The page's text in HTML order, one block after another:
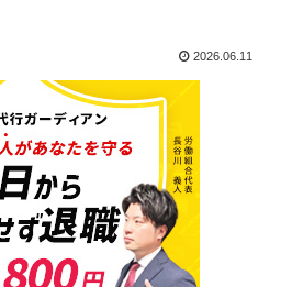
2026.06.11